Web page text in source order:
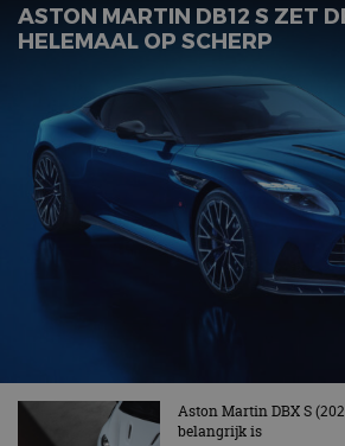
ASTON MARTIN DB12 S ZET
HELEMAAL OP SCHERP
Aston Martin DBX S
belangrijk is